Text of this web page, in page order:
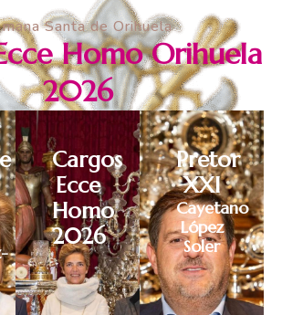
Santa de Orihuela
Homo Orihuela
2026
Cargos
Ecce
Homo
2026
Cayetano
López
Soler
Pretor
XXI